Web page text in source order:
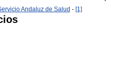
Andaluz de Salud - [1]